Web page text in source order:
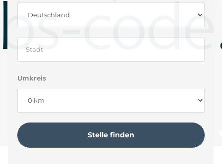
Umkreis